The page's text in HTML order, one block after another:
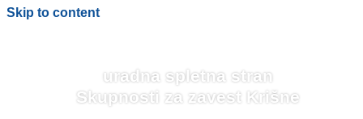
Skip to content
uradna spletna stran
Skupnosti za zavest Krišne